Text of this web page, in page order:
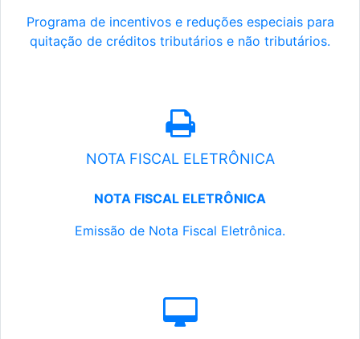
Programa de incentivos e reduções especiais para
quitação de créditos tributários e não tributários.
NOTA FISCAL ELETRÔNICA
NOTA FISCAL ELETRÔNICA
Emissão de Nota Fiscal Eletrônica.